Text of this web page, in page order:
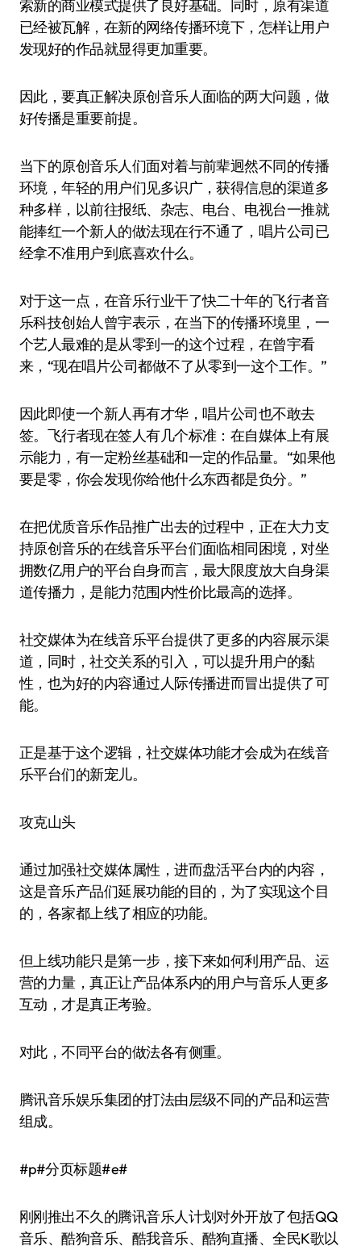
索新的商业模式提供了良好基础。同时，原有渠道
已经被瓦解，在新的网络传播环境下，怎样让用户
发现好的作品就显得更加重要。
因此，要真正解决原创音乐人面临的两大问题，做
好传播是重要前提。
当下的原创音乐人们面对着与前辈迥然不同的传播
环境，年轻的用户们见多识广，获得信息的渠道多
种多样，以前往报纸、杂志、电台、电视台一推就
能捧红一个新人的做法现在行不通了，唱片公司已
经拿不准用户到底喜欢什么。
对于这一点，在音乐行业干了快二十年的飞行者音
乐科技创始人曾宇表示，在当下的传播环境里，一
个艺人最难的是从零到一的这个过程，在曾宇看
来，“现在唱片公司都做不了从零到一这个工作。”
因此即使一个新人再有才华，唱片公司也不敢去
签。飞行者现在签人有几个标准：在自媒体上有展
示能力，有一定粉丝基础和一定的作品量。“如果他
要是零，你会发现你给他什么东西都是负分。”
在把优质音乐作品推广出去的过程中，正在大力支
持原创音乐的在线音乐平台们面临相同困境，对坐
拥数亿用户的平台自身而言，最大限度放大自身渠
道传播力，是能力范围内性价比最高的选择。
社交媒体为在线音乐平台提供了更多的内容展示渠
道，同时，社交关系的引入，可以提升用户的黏
性，也为好的内容通过人际传播进而冒出提供了可
能。
正是基于这个逻辑，社交媒体功能才会成为在线音
乐平台们的新宠儿。
攻克山头
通过加强社交媒体属性，进而盘活平台内的内容，
这是音乐产品们延展功能的目的，为了实现这个目
的，各家都上线了相应的功能。
但上线功能只是第一步，接下来如何利用产品、运
营的力量，真正让产品体系内的用户与音乐人更多
互动，才是真正考验。
对此，不同平台的做法各有侧重。
腾讯音乐娱乐集团的打法由层级不同的产品和运营
组成。
#p#分页标题#e#
刚刚推出不久的腾讯音乐人计划对外开放了包括QQ
音乐、酷狗音乐、酷我音乐、酷狗直播、全民K歌以